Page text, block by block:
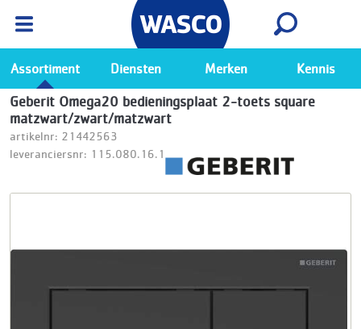
Ga naar de Wasco app
Bekijk
Assortiment Diensten Merken Kennis
Geberit Omega20 bedieningsplaat 2-toets square
matzwart/zwart/matzwart
artikelnr: 21442563
leveranciersnr: 115.080.16.1